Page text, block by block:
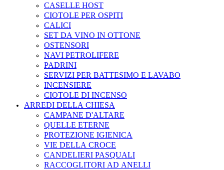
CASELLE HOST
CIOTOLE PER OSPITI
CALICI
SET DA VINO IN OTTONE
OSTENSORI
NAVI PETROLIFERE
PADRINI
SERVIZI PER BATTESIMO E LAVABO
INCENSIERE
CIOTOLE DI INCENSO
ARREDI DELLA CHIESA
CAMPANE D'ALTARE
QUELLE ETERNE
PROTEZIONE IGIENICA
VIE DELLA CROCE
CANDELIERI PASQUALI
RACCOGLITORI AD ANELLI